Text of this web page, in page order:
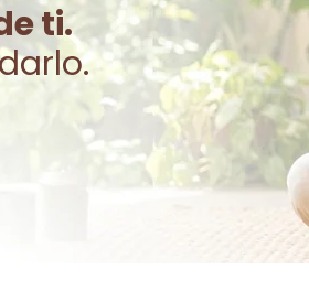
ti.